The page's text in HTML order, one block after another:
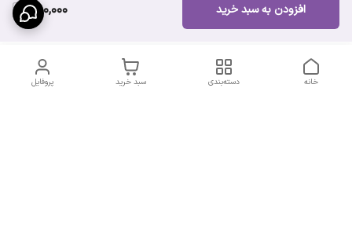
490,000 افزودن به سبد خرید
پروفایل سبد خرید دسته‌بندی خانه